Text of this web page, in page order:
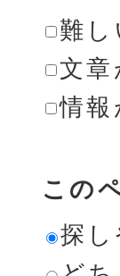
難
文章
情報
この
探